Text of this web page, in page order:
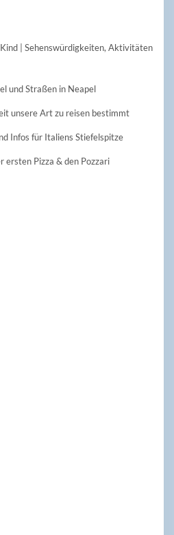
| Sehenswürdigkeiten, Aktivitäten
und Straßen in Neapel
unsere Art zu reisen bestimmt
Infos für Italiens Stiefelspitze
ersten Pizza & den Pozzari